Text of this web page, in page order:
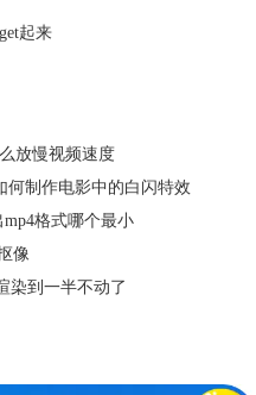
可以是一首mv，也可以是一些
、分离在夏天，在一起的时候我
的那个人到哪去了？和《那年夏
起来
放慢视频速度
何制作电影中的白闪特效
mp4格式哪个最小
像
染到一半不动了